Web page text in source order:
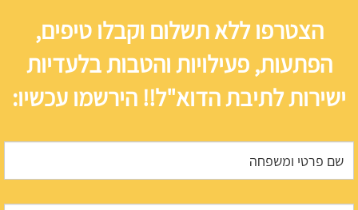
הצטרפו ללא תשלום וקבלו טיפים,
הפתעות, פעילויות והטבות בלעדיות
ישירות לתיבת הדוא"ל!! הירשמו עכשיו: